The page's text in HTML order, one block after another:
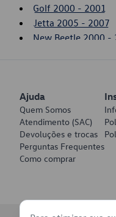
Golf 2000 - 2001
Jetta 2005 - 2007
New Beetle 2000 -
Voyage 2009 -
Ajuda
Quem Somos
Atendimento (SAC)
Devoluções e trocas
Perguntas Frequentes
Como comprar